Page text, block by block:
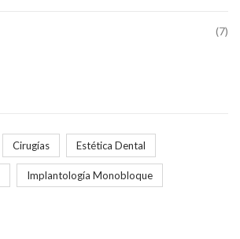
(7)
Cirugías Estética Dental
Implantología Monobloque